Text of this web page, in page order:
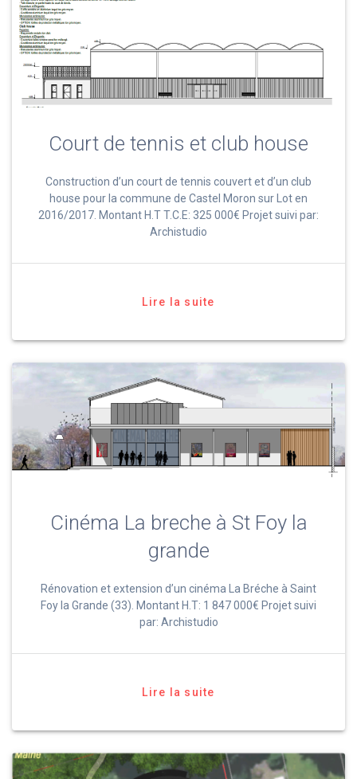
Court de tennis et club house
Construction d’un court de tennis couvert et d’un club
house pour la commune de Castel Moron sur Lot en
2016/2017. Montant H.T T.C.E: 325 000€ Projet suivi par:
Archistudio
Lire la suite
Cinéma La breche à St Foy la
grande
Rénovation et extension d’un cinéma La Bréche à Saint
Foy la Grande (33). Montant H.T: 1 847 000€ Projet suivi
par: Archistudio
Lire la suite